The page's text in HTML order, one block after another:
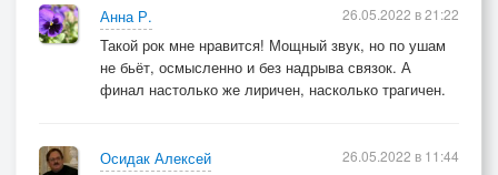
Анна Р.
Такой рок мне нравится! Мощный звук, но по ушам
не бьёт, осмысленно и без надрыва связок. А
финал настолько же лиричен, насколько трагичен.
26.05.2022 в 21:22
Осидак Алексей
26.05.2022 в 11:44